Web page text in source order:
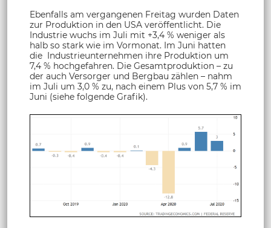
Ebenfalls am vergangenen Freitag wurden Daten
zur Produktion in den USA veröffentlicht. Die
Industrie wuchs im Juli mit +3,4 % weniger als
halb so stark wie im Vormonat. Im Juni hatten
die Industrieunternehmen ihre Produktion um
7,4 % hochgefahren. Die Gesamtproduktion – zu
der auch Versorger und Bergbau zählen – nahm
im Juli um 3,0 % zu, nach einem Plus von 5,7 % im
Juni (siehe folgende Grafik).